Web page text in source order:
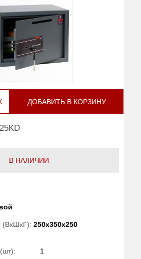
ДОБАВИТЬ В КОРЗИНУ
В НАЛИЧИИ
(ВхШхГ): 250x350x250
1